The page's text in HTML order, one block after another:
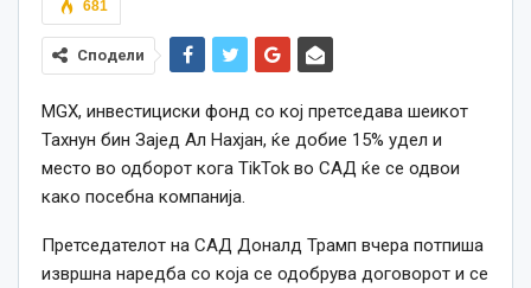
681
Сподели
MGX, инвестициски фонд со кој претседава шеикот
Тахнун бин Зајед Ал Нахјан, ќе добие 15% удел и
место во одборот кога TikTok во САД ќе се одвои
како посебна компанија.
Претседателот на САД Доналд Трамп вчера потпиша
извршна наредба со која се одобрува договорот и се